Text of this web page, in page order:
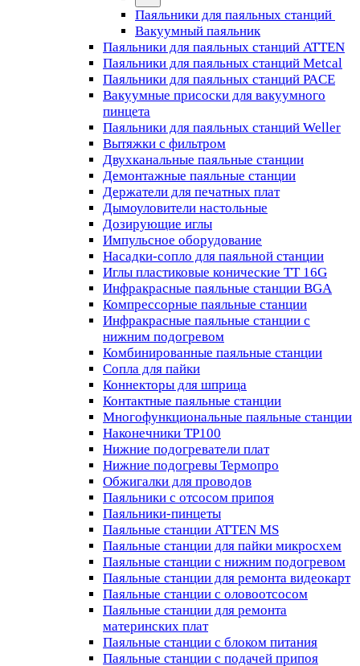
Паяльники для паяльных станций
Вакуумный паяльник
Паяльники для паяльных станций ATTEN
Паяльники для паяльных станций Metcal
Паяльники для паяльных станций PACE
Вакуумные присоски для вакуумного
пинцета
Паяльники для паяльных станций Weller
Вытяжки с фильтром
Двухканальные паяльные станции
Демонтажные паяльные станции
Держатели для печатных плат
Дымоуловители настольные
Дозирующие иглы
Импульсное оборудование
Насадки-сопло для паяльной станции
Иглы пластиковые конические TT 16G
Инфракрасные паяльные станции BGA
Компрессорные паяльные станции
Инфракрасные паяльные станции с
нижним подогревом
Комбинированные паяльные станции
Сопла для пайки
Коннекторы для шприца
Контактные паяльные станции
Многофункциональные паяльные станции
Наконечники TP100
Нижние подогреватели плат
Нижние подогревы Термопро
Обжигалки для проводов
Паяльники с отсосом припоя
Паяльники-пинцеты
Паяльные станции ATTEN MS
Паяльные станции для пайки микросхем
Паяльные станции с нижним подогревом
Паяльные станции для ремонта видеокарт
Паяльные станции с оловоотсосом
Паяльные станции для ремонта
материнских плат
Паяльные станции с блоком питания
Паяльные станции с подачей припоя